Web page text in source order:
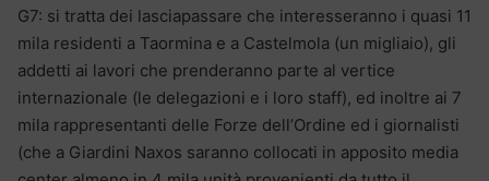
G7: si tratta dei lasciapassare che interesseranno i quasi 11
mila residenti a Taormina e a Castelmola (un migliaio), gli
addetti ai lavori che prenderanno parte al vertice
internazionale (le delegazioni e i loro staff), ed inoltre ai 7
mila rappresentanti delle Forze dell’Ordine ed i giornalisti
(che a Giardini Naxos saranno collocati in apposito media